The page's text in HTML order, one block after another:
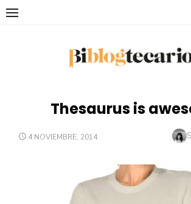
Saltar
Thesaurus is
PUBLICADO
4 NOVIEMBRE, 2014